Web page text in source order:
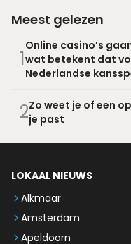
Meest gelezen
1
Online casino’s
wat betekent dat
Nederlandse
2Zo weet je of een
je past
LOKAAL NIEUWS
Alkmaar
Amsterdam
Apeldoorn